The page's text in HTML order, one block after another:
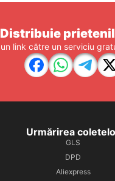
Distribuie
un link către un serviciu
Urmărirea
GLS
DPD
Aliexpress